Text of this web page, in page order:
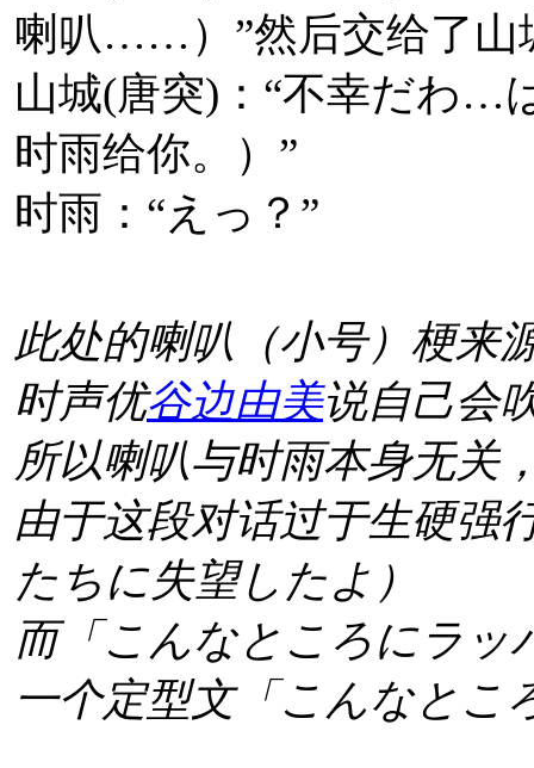
相关来源：推文
2019年7月4日，
演出期间预定投入新
相关来源：推文
2019年7月3日， C2機関
下活动“深海大马戏”的
选。
深海大马戏——【 深海
3YB」-3YB’s
喇叭……）”然后交给了山
山城(唐突)：“不幸だわ
时雨给你。）”
时雨：“えっ？”
此处的喇叭（小号）梗来
时声优谷边由美说自己会
所以喇叭与时雨本身无关
由于这段对话过于生硬强
たちに失望したよ）
而「こんなところにラッ
一个定型文「こんなとこ